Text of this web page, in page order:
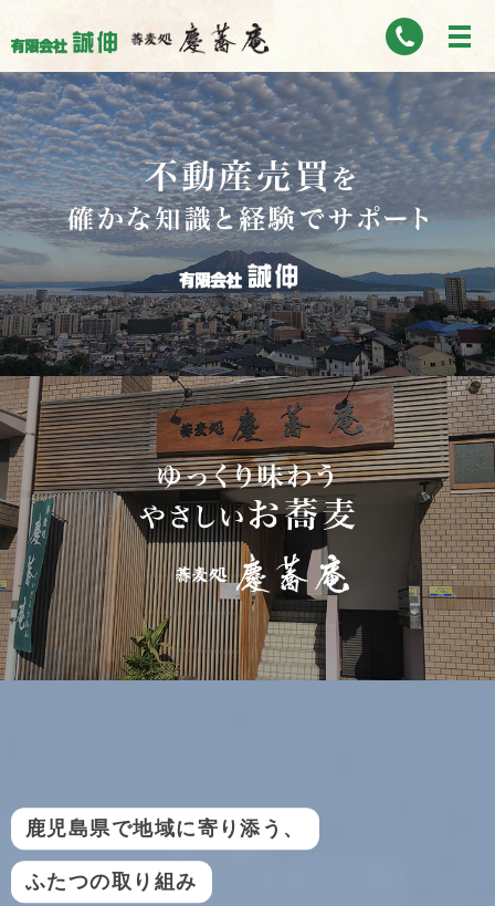
鹿児島県で地域に寄り添う、
ふたつの取り組み